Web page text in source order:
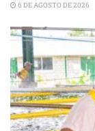
6 DE AGOSTO DE 2026